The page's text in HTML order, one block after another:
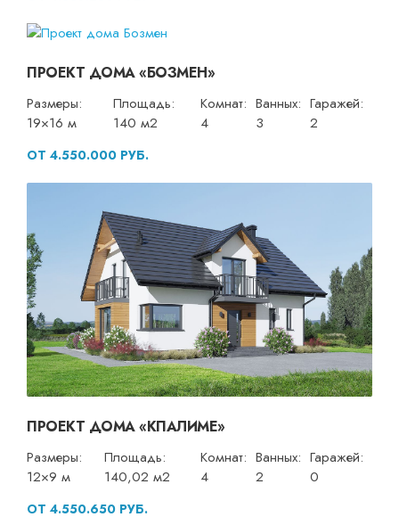
ПРОЕКТ ДОМА «БОЗМЕН»
Размеры:
19×16 м
Площадь:
140 м2
Комнат:
4
Ванных:
3
Гаражей:
2
ОТ 4.550.000 РУБ.
ПРОЕКТ ДОМА «КПАЛИМЕ»
Размеры:
12×9 м
Площадь:
140,02 м2
Комнат:
4
Ванных:
2
Гаражей:
0
ОТ 4.550.650 РУБ.